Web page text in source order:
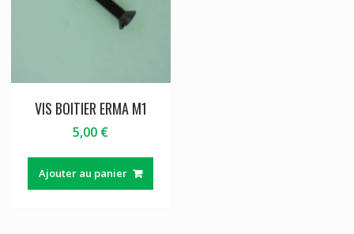
VIS BOITIER ERMA M1
5,00 €
Ajouter au panier